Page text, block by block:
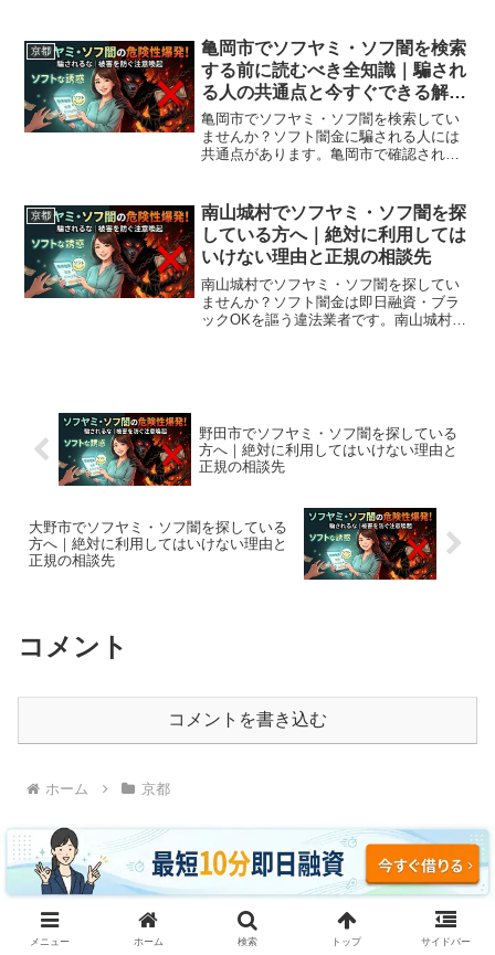
京丹波町から利用できる無料相談先まで
完全解説。
京都
亀岡市でソフヤミ・ソフ闇を検索
する前に読むべき全知識｜騙され
る人の共通点と今すぐできる解決
策
亀岡市でソフヤミ・ソフ闇を検索してい
ませんか？ソフト闇金に騙される人には
共通点があります。亀岡市で確認されて
市から利用できる無料相談先まで完全解
説。
京都
南山城村でソフヤミ・ソフ闇を探
している方へ｜絶対に利用しては
いけない理由と正規の相談先
南山城村でソフヤミ・ソフ闇を探してい
ませんか？ソフト闇金は即日融資・ブラ
ックOKを謳う違法業者です。南山城村周
野田市でソフヤミ・ソフ闇を探している
方へ｜絶対に利用してはいけない理由と
正規の相談先
大野市でソフヤミ・ソフ闇を探している
方へ｜絶対に利用してはいけない理由と
正規の相談先
コメント
コメントを書き込む
ホーム 京都
ソフヤミ・ソフ闇に騙されるな｜即日融資・ブラッ
メニュー ホーム 検索 トップ サイドバー